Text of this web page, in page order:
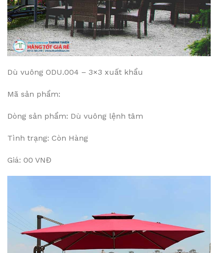
Dù vuông ODU.004 – 3×3 xuất khẩu
Mã sản phẩm:
Dòng sản phẩm: Dù vuông lệnh tâm
Tình trạng: Còn Hàng
Giá: 00 VNĐ